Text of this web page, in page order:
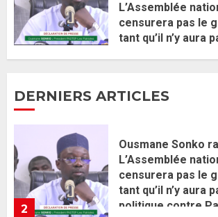
L’Assemblée
censurera pas le
tant qu’il n’y aura
DERNIERS ARTICLES
2
Ousmane Sonko
politique contre
3
Formation du
gouvernement :
ses lignes rouges
garde ses
26 MAI 2026 0